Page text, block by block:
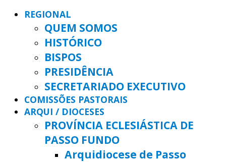
REGIONAL
QUEM SOMOS
HISTÓRICO
BISPOS
PRESIDÊNCIA
SECRETARIADO EXECUTIVO
COMISSÕES PASTORAIS
ARQUI / DIOCESES
PROVÍNCIA ECLESIÁSTICA DE
PASSO FUNDO
Arquidiocese de Passo